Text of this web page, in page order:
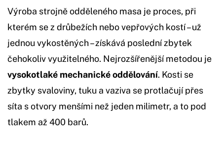
Výroba strojně odděleného masa je proces, při
kterém se z drůbežích nebo vepřových kostí – už
jednou vykostěných – získává poslední zbytek
čehokoliv využitelného. Nejrozšířenější metodou je
vysokotlaké mechanické oddělování. Kosti se
zbytky svaloviny, tuku a vaziva se protlačují přes
síta s otvory menšími než jeden milimetr, a to pod
tlakem až 400 barů.